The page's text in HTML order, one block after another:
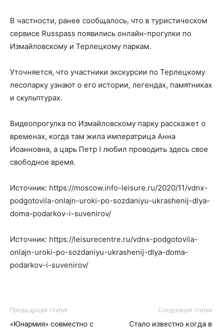
В частности, ранее сообщалось, что в туристическом
сервисе Russpass появились онлайн-прогулки по
Измайловскому и Терлецкому паркам.
Уточняется, что участники экскурсии по Терлецкому
лесопарку узнают о его истории, легендах, памятниках
и скульптурах.
Видеопрогулка по Измайловскому парку расскажет о
временах, когда там жила императрица Анна
Иоанновна, а царь Петр I любил проводить здесь свое
свободное время.
Источник: https://moscow.info-leisure.ru/2020/11/vdnx-
podgotovila-onlajn-uroki-po-sozdaniyu-ukrashenij-dlya-
doma-podarkov-i-suvenirov/
Источник: https://leisurecentre.ru/vdnx-podgotovila-
onlajn-uroki-po-sozdaniyu-ukrashenij-dlya-doma-
podarkov-i-suvenirov/
Предыдущая статья
«Юнармия» совместно с
Следующая статья
Стало известно когда в